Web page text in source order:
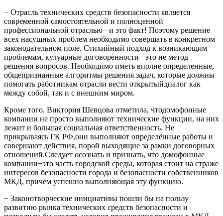
− Отрасль технических средств безопасности является
современной самостоятельной и полноценной
профессиональной отраслью− и это факт! Поэтому решение
всех насущных проблем необходимо совершать в конкретном
законодательном поле. Стихийный подход к возникающим
проблемам, кулуарные договорённости− это не метод
решения вопросов. Необходимо иметь вполне определенные,
общепризнанные алгоритмы решения задач, которые должны
помогать работникам отрасли вести открытыйдиалог как
между собой, так и с внешним миром.
Кроме того, Виктория Шевцова отметила, чтодомофонные
компании не просто выполняют технические функции, на них
лежит и большая социальная ответственность. Не
прикрываясь ГК РФ,они выполняют определённые работы и
совершают действия, порой выходящие за рамки договорных
отношений.Следует осознать и признать, что домофонные
компании−это часть городской среды, которая стоит на страже
интересов безопасности города и безопасности собственников
МКД, причем успешно выполняющая эту функцию.
− Законотворческие инициативы пошли бы на пользу
развитию рынка технических средств безопасности и